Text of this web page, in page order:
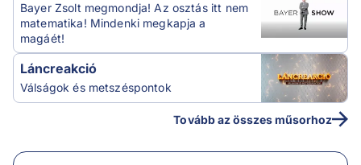
Bayer Zsolt megmondja! Az osztás itt nem
matematika! Mindenki megkapja a
magáét!
Láncreakció
Válságok és metszéspontok
Tovább az összes műsorhoz